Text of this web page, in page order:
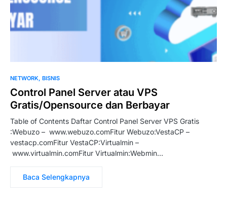
NETWORK BISNIS
Control Panel Server atau VPS
Gratis/Opensource dan Berbayar
Table of Contents Daftar Control Panel Server VPS Gratis
:Webuzo – www.webuzo.comFitur Webuzo:VestaCP –
vestacp.comFitur VestaCP:Virtualmin –
www.virtualmin.comFitur Virtualmin:Webmin…
Baca Selengkapnya